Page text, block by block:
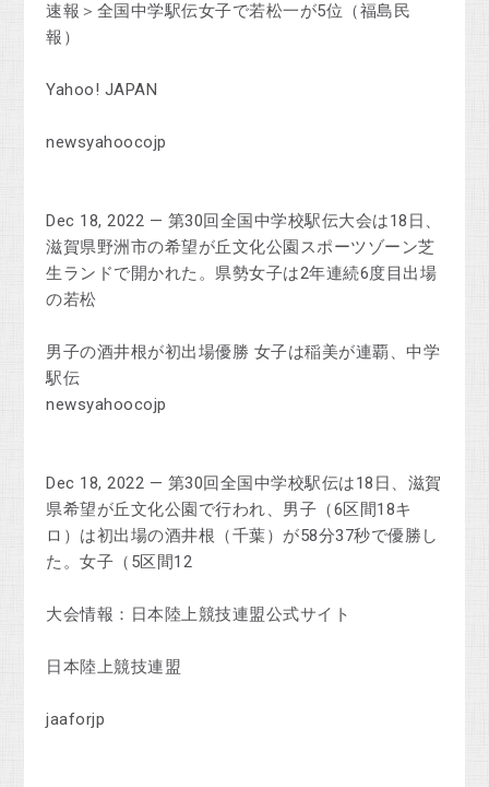
速報＞全国中学駅伝女子で若松一が5位（福島民
報）
Yahoo! JAPAN
newsyahoocojp
Dec 18, 2022 — 第30回全国中学校駅伝大会は18日、
滋賀県野洲市の希望が丘文化公園スポーツゾーン芝
生ランドで開かれた。県勢女子は2年連続6度目出場
の若松
男子の酒井根が初出場優勝 女子は稲美が連覇、中学
駅伝
newsyahoocojp
Dec 18, 2022 — 第30回全国中学校駅伝は18日、滋賀
県希望が丘文化公園で行われ、男子（6区間18キ
ロ）は初出場の酒井根（千葉）が58分37秒で優勝し
た。女子（5区間12
大会情報：日本陸上競技連盟公式サイト
日本陸上競技連盟
jaaforjp